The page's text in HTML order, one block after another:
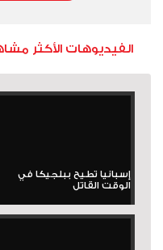
الفيديوهات الأكثر
إسبانيا تطيح ببلجيكا في
الوقت القاتل